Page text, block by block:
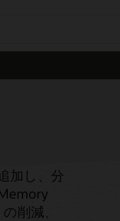
加し、分
削減、